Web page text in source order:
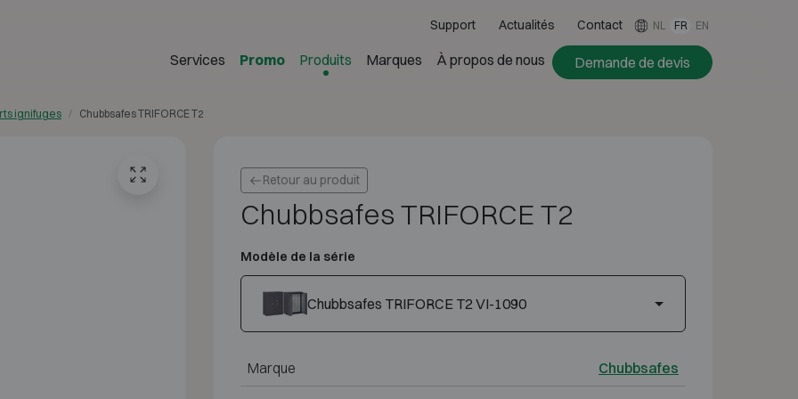
Support Actualités Contact NL FR EN
Services Promo Produits Marques À propos de nous Demande de devis
ignifuges Chubbsafes TRIFORCE T2
Retour au produit
Chubbsafes TRIFORCE T2
Modèle de la série
Chubbsafes TRIFORCE T2 VI-1090
Marque Chubbsafes